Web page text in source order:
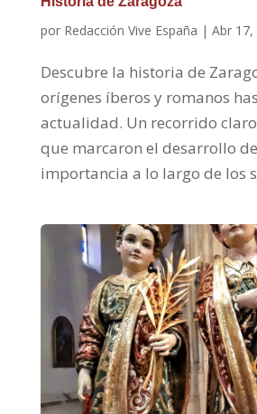
por Redacción Vive España | Abr 17,
Descubre la historia de
orígenes íberos y romanos
actualidad. Un recorrido
que marcaron el desarrollo
importancia a lo largo de los